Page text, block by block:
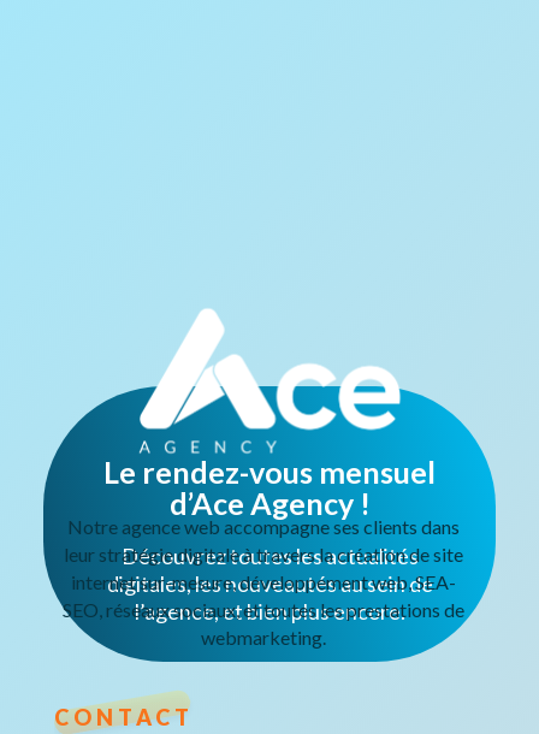
Le rendez-vous mensuel
d’Ace Agency !
Découvrez toutes les actualités
digitales, les nouveautés au sein de
l’agence, et bien plus encore.
Notre agence web accompagne ses clients dans
leur stratégie digitale à travers la création de site
internet sur-mesure, développement web, SEA-
SEO, réseaux sociaux, et toutes les prestations de
webmarketing.
CONTACT